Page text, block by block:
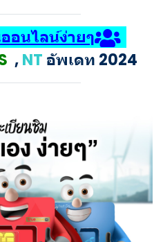
อนไลน์ง่ายๆ
,NT อัพเดท 2024